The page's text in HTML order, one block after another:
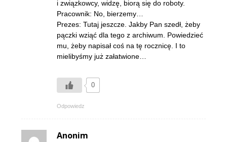
i związkowcy, widzę, biorą się do roboty.
Pracownik: No, bierzemy…
Prezes: Tutaj jeszcze. Jakby Pan szedł, żeby
pączki wziąć dla tego z archiwum. Powiedzieć
mu, żeby napisał coś na tę rocznicę. I to
mielibyśmy już załatwione…
0
Odpowiedz
Anonim